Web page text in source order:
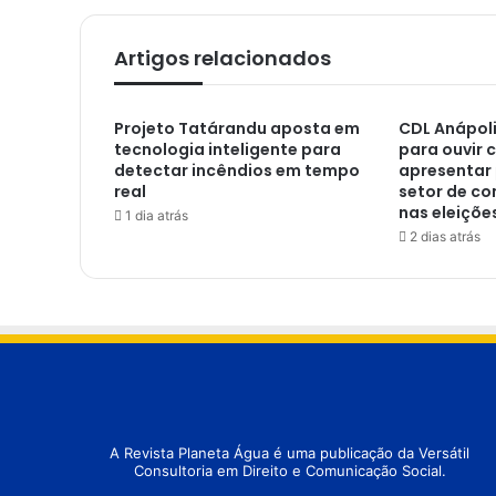
Artigos relacionados
Projeto Tatárandu aposta em
tecnologia inteligente para
detectar incêndios em tempo
real
1 dia atrás
CDL
para ouvir
apresentar
setor de
nas
2 dias atrás
A Revista Planeta Água é uma publicação da Versátil
Consultoria em Direito e Comunicação Social.